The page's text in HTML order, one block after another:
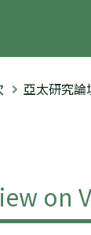
亞太研究論
on